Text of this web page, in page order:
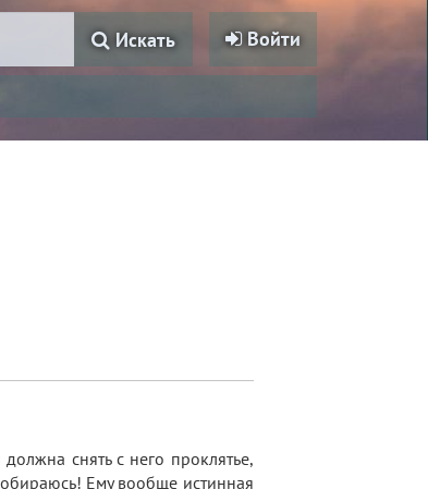
Войти
Искать
снять с него проклятье,
Ему вообще истинная